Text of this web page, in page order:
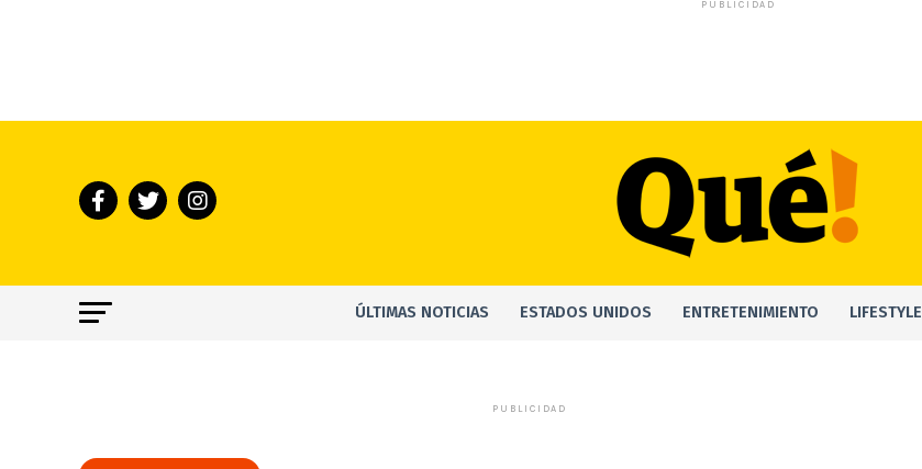
PUBLICIDAD
ÚLTIMAS NOTICIAS ESTADOS UNIDOS ENTRETENIMIENTO LIFESTYLE
PUBLICIDAD